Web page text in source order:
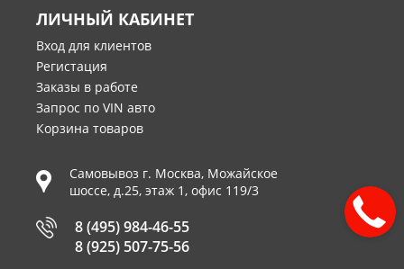
ЛИЧНЫЙ КАБИНЕТ
Вход для клиентов
Регистация
Заказы в работе
Запрос по VIN авто
Корзина товаров
Самовывоз г. Москва, Можайское
шоссе, д.25, этаж 1, офис 119/3
8 (495) 984-46-55
8 (925) 507-75-56